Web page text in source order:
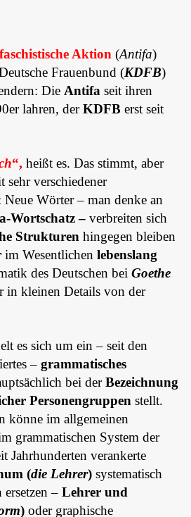
Aktion (Antifa)
Frauenbund (KDFB)
Die Antifa seit ihren
lahren, derKDFB erst seit
“, heißt es. Das stimmt, aber
sehr verschiedener
Wörter – man denke an
Wortschatz – verbreiten sich
Strukturen hingegen bleiben
im Wesentlichen lebenslang
des Deutschen bei Goethe
in kleinen Details von der
es sich um ein – seit den
– grammatisches
bei derBezeichnung
Personengruppen stellt.
könne im allgemeinen
grammatischen System der
Jahrhunderten verankerte
(die Lehrer) systematisch
– Lehrer und
) oder graphische